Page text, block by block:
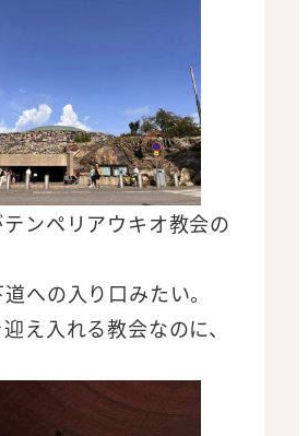
ンペリアウキオ教会の
への入り口みたい。
え入れる教会なのに、